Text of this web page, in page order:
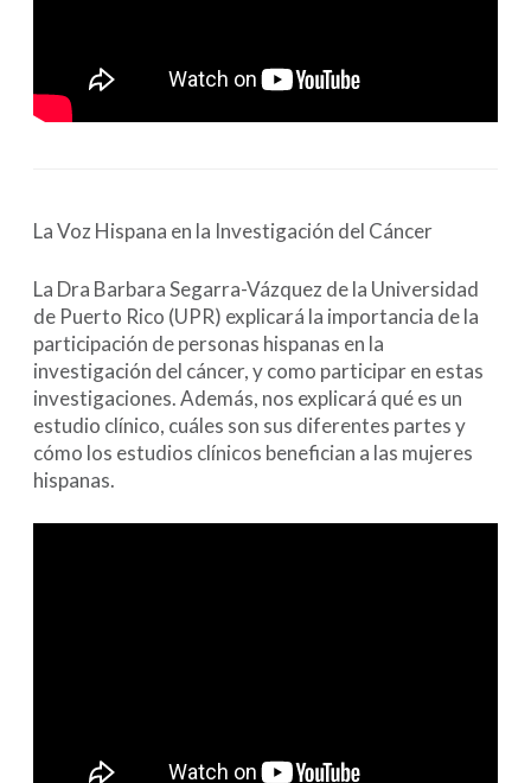
La Voz Hispana en la Investigación del Cáncer
La Dra Barbara Segarra-Vázquez de la Universidad
de Puerto Rico (UPR) explicará la importancia de la
participación de personas hispanas en la
investigación del cáncer, y como participar en estas
investigaciones. Además, nos explicará qué es un
estudio clínico, cuáles son sus diferentes partes y
cómo los estudios clínicos benefician a las mujeres
hispanas.